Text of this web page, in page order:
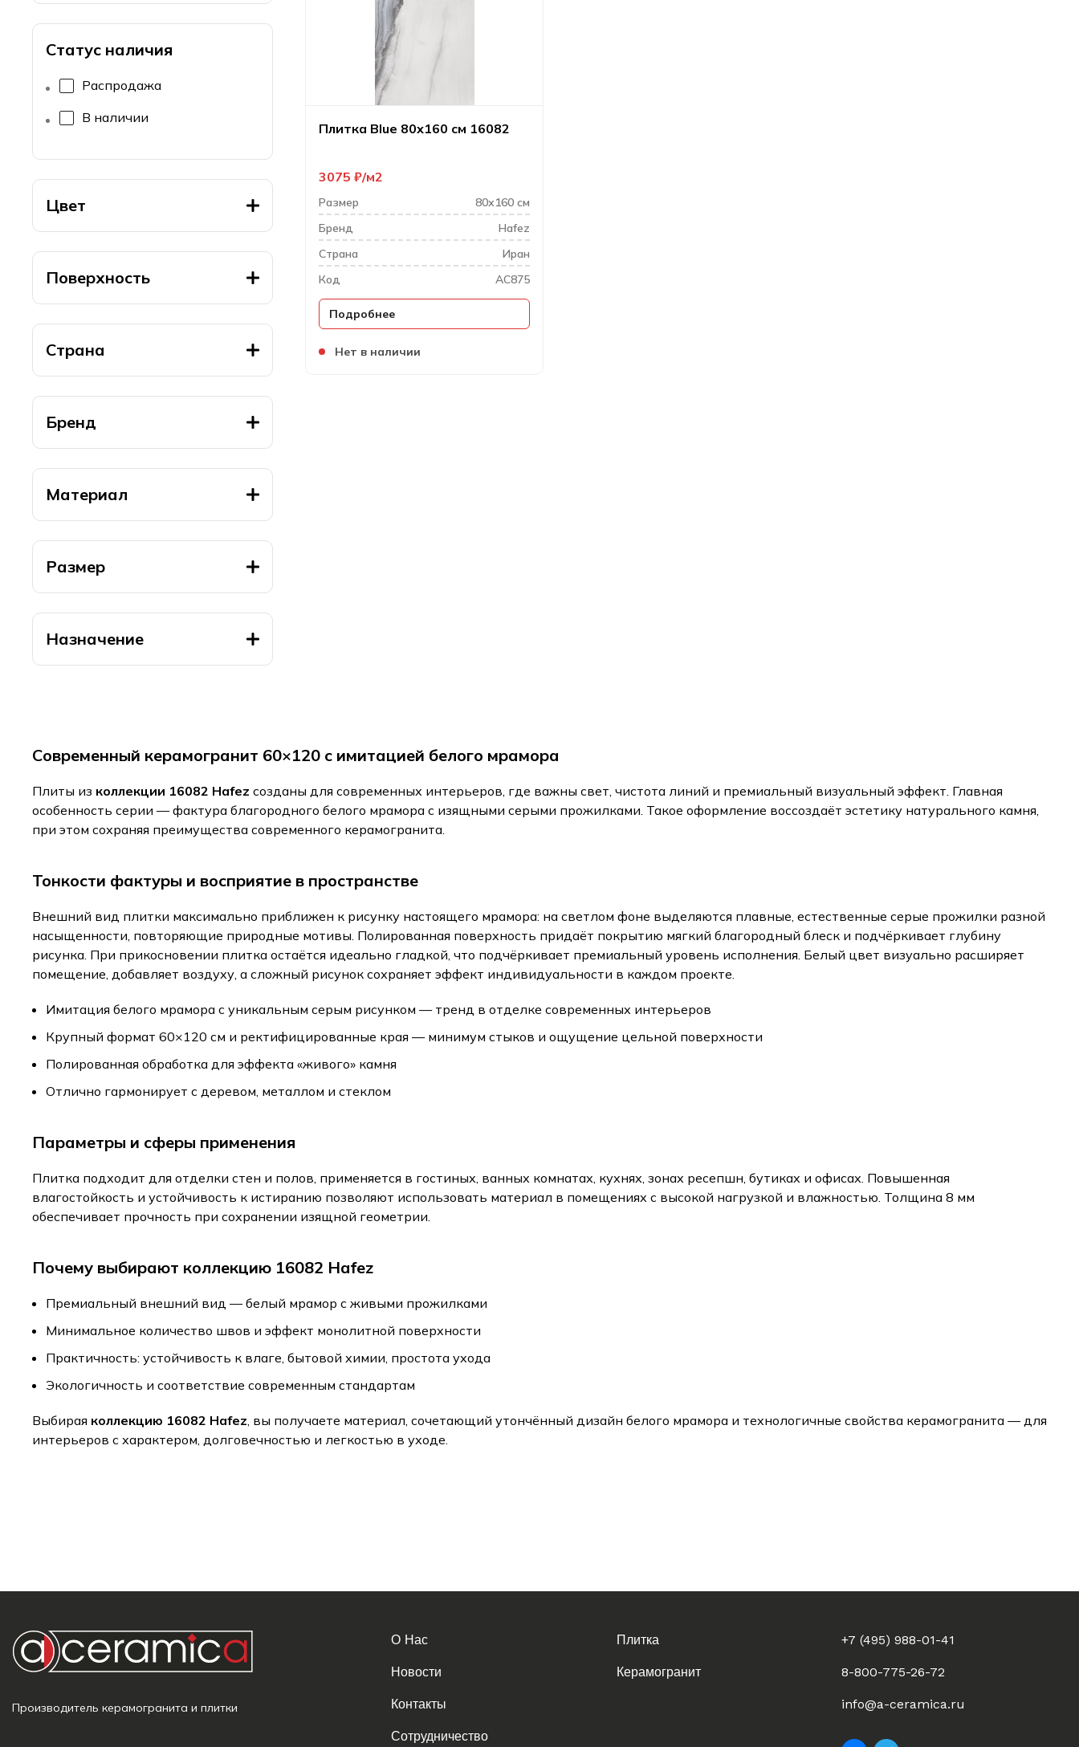
Цвет
Поверхность
Страна
Бренд
Материал
Размер
Назначение
Статус наличия
Распродажа
В наличии
Плитка Blue 80х160 см 16082
Нет в наличии
3075 ₽ м2
Размер
80х160 см
Бренд
Hafez
Cтрана
Иран
Код
AC875
Подробнее
Современный керамогранит 60×120 с имитацией белого мрамора
Плиты из коллекции 16082 Hafez созданы для современных интерьеров, где важны свет, чистота линий и премиальный визуальный эффект. Главная
особенность серии — фактура благородного белого мрамора с изящными серыми прожилками. Такое оформление воссоздаёт эстетику натурального камня,
при этом сохраняя преимущества современного керамогранита.
Тонкости фактуры и восприятие в пространстве
Внешний вид плитки максимально приближен к рисунку настоящего мрамора: на светлом фоне выделяются плавные, естественные серые прожилки разной
насыщенности, повторяющие природные мотивы. Полированная поверхность придаёт покрытию мягкий благородный блеск и подчёркивает глубину
рисунка. При прикосновении плитка остаётся идеально гладкой, что подчёркивает премиальный уровень исполнения. Белый цвет визуально расширяет
помещение, добавляет воздуху, а сложный рисунок сохраняет эффект индивидуальности в каждом проекте.
Имитация белого мрамора с уникальным серым рисунком — тренд в отделке современных интерьеров
Крупный формат 60×120 см и ректифицированные края — минимум стыков и ощущение цельной поверхности
Полированная обработка для эффекта «живого» камня
Отлично гармонирует с деревом, металлом и стеклом
Параметры и сферы применения
Плитка подходит для отделки стен и полов, применяется в гостиных, ванных комнатах, кухнях, зонах ресепшн, бутиках и офисах. Повышенная
влагостойкость и устойчивость к истиранию позволяют использовать материал в помещениях с высокой нагрузкой и влажностью. Толщина 8 мм
обеспечивает прочность при сохранении изящной геометрии.
Почему выбирают коллекцию 16082 Hafez
Премиальный внешний вид — белый мрамор с живыми прожилками
Минимальное количество швов и эффект монолитной поверхности
Практичность: устойчивость к влаге, бытовой химии, простота ухода
Экологичность и соответствие современным стандартам
Выбирая коллекцию 16082 Hafez, вы получаете материал, сочетающий утончённый дизайн белого мрамора и технологичные свойства керамогранита — для
интерьеров с характером, долговечностью и легкостью в уходе.
Производитель керамогранита и плитки
О Нас
Новости
Контакты
Сотрудничество
Плитка
Керамогранит
+7 (495) 988-01-41
8-800-775-26-72
info@a-ceramica.ru